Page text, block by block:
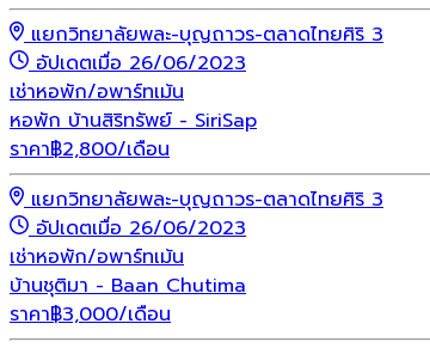
แยกวิทยาลัยพละ-บุญถาวร-ตลาดไทยศิริ 3
อัปเดตเมื่อ 26/06/2023
เช่าหอพัก/อพาร์ทเม้น
หอพัก บ้านสิริทรัพย์ - SiriSap
ราคา฿2,800/เดือน
แยกวิทยาลัยพละ-บุญถาวร-ตลาดไทยศิริ 3
อัปเดตเมื่อ 26/06/2023
เช่าหอพัก/อพาร์ทเม้น
บ้านชุติมา - Baan Chutima
ราคา฿3,000/เดือน